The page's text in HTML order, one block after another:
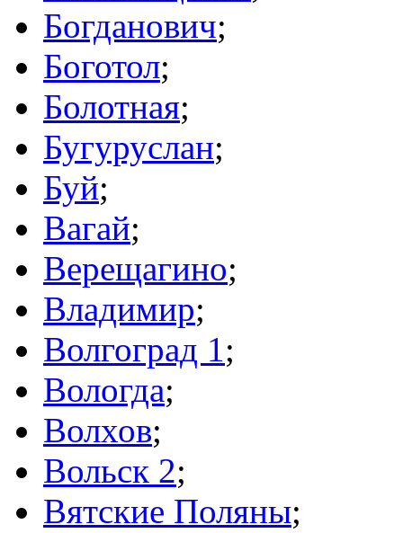
Богданович;
Боготол;
Болотная;
Бугуруслан;
Буй;
Вагай;
Верещагино;
Владимир;
Волгоград 1;
Вологда;
Волхов;
Вольск 2;
Вятские Поляны;